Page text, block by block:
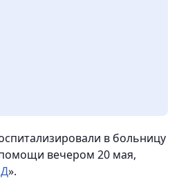
в больницу
вечером 20 мая,
».